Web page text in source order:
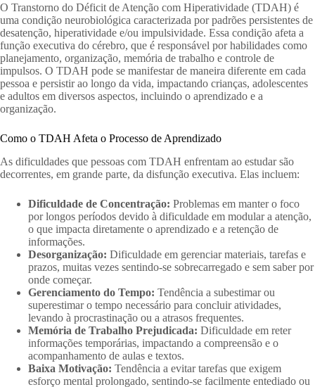
O Transtorno do Déficit de Atenção com Hiperatividade (TDAH) é
uma condição neurobiológica caracterizada por padrões persistentes de
desatenção, hiperatividade e/ou impulsividade. Essa condição afeta a
função executiva do cérebro, que é responsável por habilidades como
planejamento, organização, memória de trabalho e controle de
impulsos. O TDAH pode se manifestar de maneira diferente em cada
pessoa e persistir ao longo da vida, impactando crianças, adolescentes
e adultos em diversos aspectos, incluindo o aprendizado e a
organização.
Como o TDAH Afeta o Processo de Aprendizado
As dificuldades que pessoas com TDAH enfrentam ao estudar são
decorrentes, em grande parte, da disfunção executiva. Elas incluem:
Dificuldade de Concentração: Problemas em manter o foco
por longos períodos devido à dificuldade em modular a atenção,
o que impacta diretamente o aprendizado e a retenção de
informações.
Desorganização: Dificuldade em gerenciar materiais, tarefas e
prazos, muitas vezes sentindo-se sobrecarregado e sem saber por
onde começar.
Gerenciamento do Tempo: Tendência a subestimar ou
superestimar o tempo necessário para concluir atividades,
levando à procrastinação ou a atrasos frequentes.
Memória de Trabalho Prejudicada: Dificuldade em reter
informações temporárias, impactando a compreensão e o
acompanhamento de aulas e textos.
Baixa Motivação: Tendência a evitar tarefas que exigem
esforço mental prolongado, sentindo-se facilmente entediado ou